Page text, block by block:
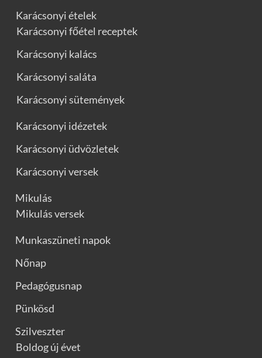
Karácsonyi ételek
Karácsonyi főétel receptek
Karácsonyi kalács
Karácsonyi saláta
Karácsonyi sütemények
Karácsonyi idézetek
Karácsonyi üdvözletek
Karácsonyi versek
Mikulás
Mikulás versek
Munkaszüneti napok
Nőnap
Pedagógusnap
Pünkösd
Szilveszter
Boldog új évet